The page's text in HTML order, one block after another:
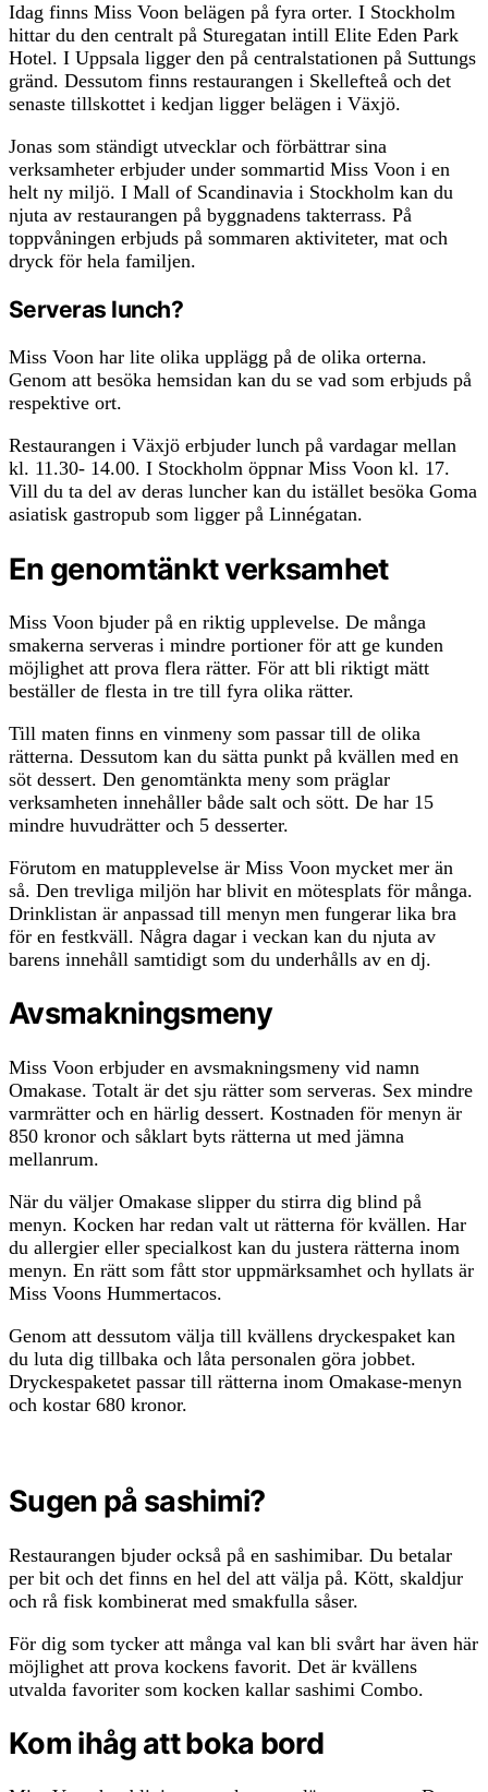
Idag finns Miss Voon belägen på fyra orter. I Stockholm
hittar du den centralt på Sturegatan intill Elite Eden Park
Hotel. I Uppsala ligger den på centralstationen på Suttungs
gränd. Dessutom finns restaurangen i Skellefteå och det
senaste tillskottet i kedjan ligger belägen i Växjö.
Jonas som ständigt utvecklar och förbättrar sina
verksamheter erbjuder under sommartid Miss Voon i en
helt ny miljö. I Mall of Scandinavia i Stockholm kan du
njuta av restaurangen på byggnadens takterrass. På
toppvåningen erbjuds på sommaren aktiviteter, mat och
dryck för hela familjen.
Serveras lunch?
Miss Voon har lite olika upplägg på de olika orterna.
Genom att besöka hemsidan kan du se vad som erbjuds på
respektive ort.
Restaurangen i Växjö erbjuder lunch på vardagar mellan
kl. 11.30- 14.00. I Stockholm öppnar Miss Voon kl. 17.
Vill du ta del av deras luncher kan du istället besöka Goma
asiatisk gastropub som ligger på Linnégatan.
En genomtänkt verksamhet
Miss Voon bjuder på en riktig upplevelse. De många
smakerna serveras i mindre portioner för att ge kunden
möjlighet att prova flera rätter. För att bli riktigt mätt
beställer de flesta in tre till fyra olika rätter.
Till maten finns en vinmeny som passar till de olika
rätterna. Dessutom kan du sätta punkt på kvällen med en
söt dessert. Den genomtänkta meny som präglar
verksamheten innehåller både salt och sött. De har 15
mindre huvudrätter och 5 desserter.
Förutom en matupplevelse är Miss Voon mycket mer än
så. Den trevliga miljön har blivit en mötesplats för många.
Drinklistan är anpassad till menyn men fungerar lika bra
för en festkväll. Några dagar i veckan kan du njuta av
barens innehåll samtidigt som du underhålls av en dj.
Avsmakningsmeny
Miss Voon erbjuder en avsmakningsmeny vid namn
Omakase. Totalt är det sju rätter som serveras. Sex mindre
varmrätter och en härlig dessert. Kostnaden för menyn är
850 kronor och såklart byts rätterna ut med jämna
mellanrum.
När du väljer Omakase slipper du stirra dig blind på
menyn. Kocken har redan valt ut rätterna för kvällen. Har
du allergier eller specialkost kan du justera rätterna inom
menyn. En rätt som fått stor uppmärksamhet och hyllats är
Miss Voons Hummertacos.
Genom att dessutom välja till kvällens dryckespaket kan
du luta dig tillbaka och låta personalen göra jobbet.
Dryckespaketet passar till rätterna inom Omakase-menyn
och kostar 680 kronor.
Sugen på sashimi?
Restaurangen bjuder också på en sashimibar. Du betalar
per bit och det finns en hel del att välja på. Kött, skaldjur
och rå fisk kombinerat med smakfulla såser.
För dig som tycker att många val kan bli svårt har även här
möjlighet att prova kockens favorit. Det är kvällens
utvalda favoriter som kocken kallar sashimi Combo.
Kom ihåg att boka bord